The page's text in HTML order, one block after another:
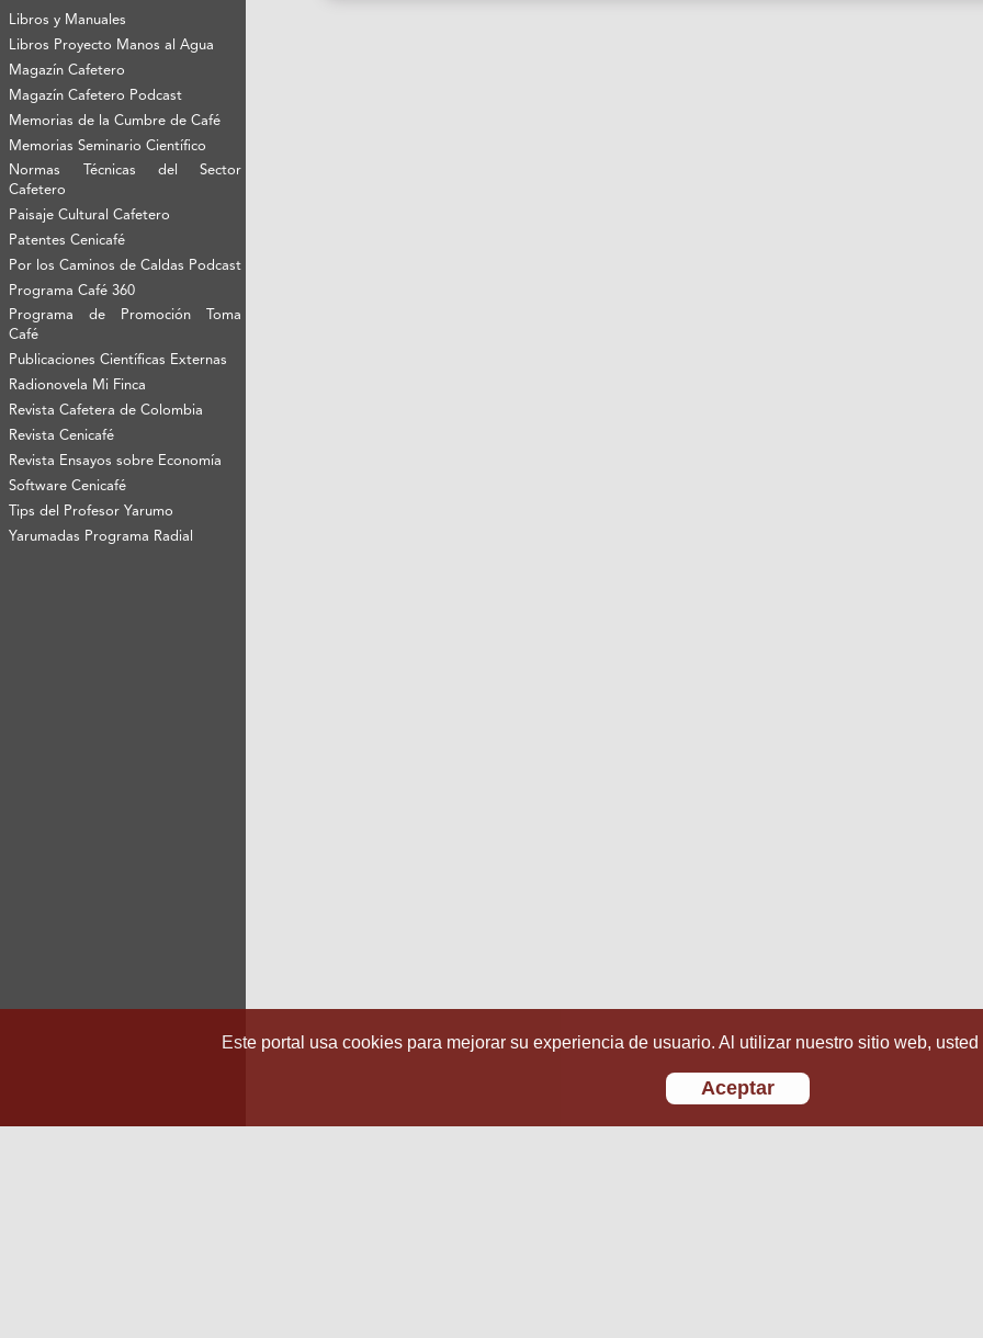
Libros y Manuales
Libros Proyecto Manos al Agua
Magazín Cafetero
Magazín Cafetero Podcast
Memorias de la Cumbre de Café
Memorias Seminario Científico
Normas Técnicas del Sector
Cafetero
Paisaje Cultural Cafetero
Patentes Cenicafé
Por los Caminos de Caldas Podcast
Programa Café 360
Programa de Promoción Toma
Café
Publicaciones Científicas Externas
Radionovela Mi Finca
Revista Cafetera de Colombia
Revista Cenicafé
Revista Ensayos sobre Economía
Software Cenicafé
Tips del Profesor Yarumo
Yarumadas Programa Radial
Este portal usa cookies para mejorar su experiencia de usuario. Al utilizar nuestro sitio web,
Aceptar